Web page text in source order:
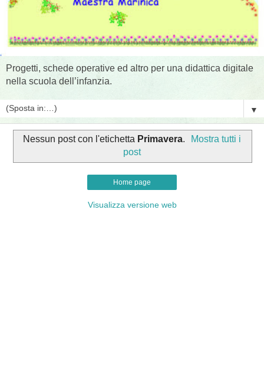
Progetti, schede operative ed altro per una didattica digitale
nella scuola dell’infanzia.
▼
Nessun post con l'etichetta Primavera.
Mostra tutti i
post
Home page
Visualizza versione web